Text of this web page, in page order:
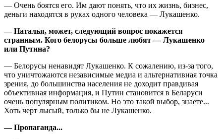
— Очень боятся его. Им дают понять, что их жизнь, бизнес,
деньги находятся в руках одного человека — Лукашенко.
— Наталья, может, следующий вопрос покажется
странным. Кого белорусы больше любят — Лукашенко
или Путина?
— Белорусы ненавидят Лукашенко. К сожалению, из-за того,
что уничтожаются независимые медиа и альтернативная точка
зрения, до большинства населения не доходит правдивая
объективная информация, и Путин становится в Беларуси
очень популярным политиком. Но это такой выбор, знаете...
Хоть черт лысый, только бы не Лукашенко.
— Пропаганда...